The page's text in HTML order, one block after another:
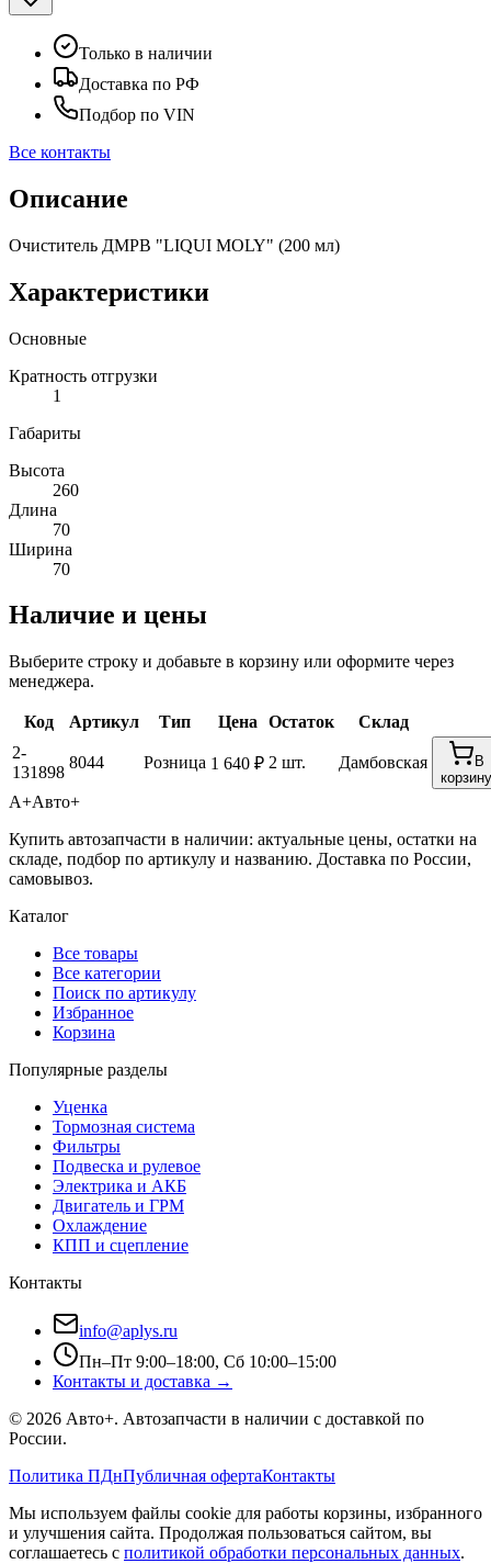
Только в наличии
Доставка по РФ
Подбор по VIN
Все контакты
Описание
Очиститель ДМРВ "LIQUI MOLY" (200 мл)
Характеристики
Основные
Кратность отгрузки
1
Габариты
Высота
260
Длина
70
Ширина
70
Наличие и цены
Выберите строку и добавьте в корзину или оформите через
менеджера.
Код Артикул Тип Цена Остаток
Склад
2-
131898
8044 Розница 1 640 ₽ 2 шт. Дамбовская
В
корзину
А+Авто+
Купить автозапчасти в наличии: актуальные цены, остатки на
складе, подбор по артикулу и названию. Доставка по России,
самовывоз.
Каталог
Все товары
Все категории
Поиск по артикулу
Избранное
Корзина
Популярные разделы
Уценка
Тормозная система
Фильтры
Подвеска и рулевое
Электрика и АКБ
Двигатель и ГРМ
Охлаждение
КПП и сцепление
Контакты
info@aplys.ru
Пн–Пт 9:00–18:00, Сб 10:00–15:00
Контакты и доставка →
© 2026 Авто+. Автозапчасти в наличии с доставкой по
России.
Политика ПДнПубличная офертаКонтакты
Мы используем файлы cookie для работы корзины, избранного
и улучшения сайта. Продолжая пользоваться сайтом, вы
соглашаетесь с политикой обработки персональных данных.